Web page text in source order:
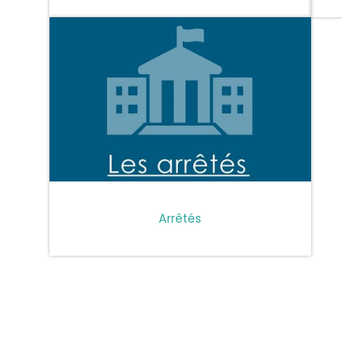
Arrêtés